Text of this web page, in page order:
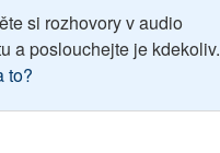
si rozhovory v audio
a poslouchejte je kdekoliv.
to?